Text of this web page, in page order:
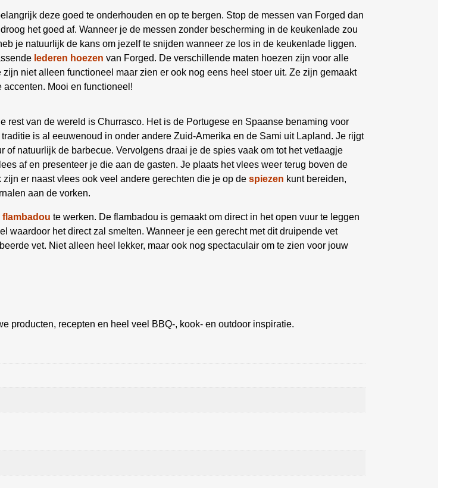
deze goed te onderhouden en op te bergen. Stop de messen van Forged dan
het goed af. Wanneer je de messen zonder bescherming in de keukenlade zou
je natuurlijk de kans om jezelf te snijden wanneer ze los in de keukenlade liggen.
lederen hoezen van Forged. De verschillende maten hoezen zijn voor alle
niet alleen functioneel maar zien er ook nog eens heel stoer uit. Ze zijn gemaakt
Mooi en functioneel!
rest van de wereld is Churrasco. Het is de Portugese en Spaanse benaming voor
is al eeuwenoud in onder andere Zuid-Amerika en de Sami uit Lapland. Je rijgt
natuurlijk de barbecue. Vervolgens draai je de spies vaak om tot het vetlaagje
af en presenteer je die aan de gasten. Je plaats het vlees weer terug boven de
er naast vlees ook veel andere gerechten die je op de spiezen kunt bereiden,
aan de vorken.
flambadou te werken. De flambadou is gemaakt om direct in het open vuur te leggen
waardoor het direct zal smelten. Wanneer je een gerecht met dit druipende vet
vet. Niet alleen heel lekker, maar ook nog spectaculair om te zien voor jouw
producten, recepten en heel veel BBQ-, kook- en outdoor inspiratie.